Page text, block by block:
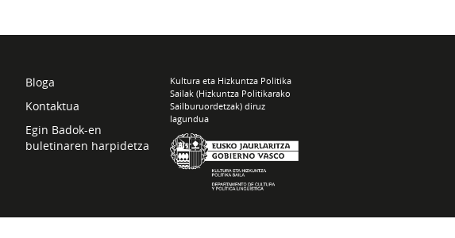
Bloga
Kontaktua
Egin Badok-en
buletinaren harpidetza
Kultura eta Hizkuntza Politika
Sailak (Hizkuntza Politikarako
Sailburuordetzak) diruz
lagundua